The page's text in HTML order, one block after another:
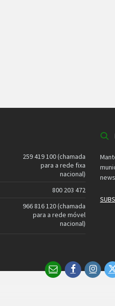
259 419 100 (chamada
para a rede fixa
nacional)
800 203 472
966 816 120 (chamada
para a rede móvel
nacional)
EmailFacebook